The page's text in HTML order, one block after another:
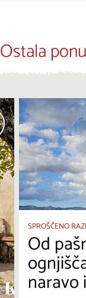
Ostala
SPROŠČENO
Od
naravo